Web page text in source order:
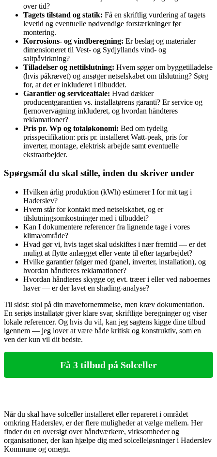
over tid?
Tagets tilstand og statik: Få en skriftlig vurdering af tagets
levetid og eventuelle nødvendige forstærkninger før
montering.
Korrosions- og vindberegning: Er beslag og materialer
dimensioneret til Vest- og Sydjyllands vind- og
saltpåvirkning?
Tilladelser og nettilslutning: Hvem søger om byggetilladelse
(hvis påkrævet) og ansøger netselskabet om tilslutning? Sørg
for, at det er inkluderet i tilbuddet.
Garantier og serviceaftale: Hvad dækker
producentgarantien vs. installatørens garanti? Er service og
fjernovervågning inkluderet, og hvordan håndteres
reklamationer?
Pris pr. Wp og totaløkonomi: Bed om tydelig
prisspecifikation: pris pr. installeret Watt‑peak, pris for
inverter, montage, elektrisk arbejde samt eventuelle
ekstraarbejder.
Spørgsmål du skal stille, inden du skriver under
Hvilken årlig produktion (kWh) estimerer I for mit tag i
Haderslev?
Hvem står for kontakt med netselskabet, og er
tilslutningsomkostninger med i tilbuddet?
Kan I dokumentere referencer fra lignende tage i vores
klima/område?
Hvad gør vi, hvis taget skal udskiftes i nær fremtid — er det
muligt at flytte anlægget eller vente til efter tagarbejdet?
Hvilke garantier følger med (panel, inverter, installation), og
hvordan håndteres reklamationer?
Hvordan håndteres skygge og evt. træer i eller ved naboernes
haver — er der lavet en shading‑analyse?
Til sidst: stol på din mavefornemmelse, men kræv dokumentation.
En seriøs installatør giver klare svar, skriftlige beregninger og viser
lokale referencer. Og hvis du vil, kan jeg sagtens kigge dine tilbud
igennem — jeg lover at være både kritisk og konstruktiv, som en
ven der kun vil dit bedste.
Få 3 tilbud på Solceller
Når du skal have solceller installeret eller repareret i området
omkring Haderslev, er der flere muligheder at vælge mellem. Her
finder du en oversigt over håndværkere, virksomheder og
organisationer, der kan hjælpe dig med solcelleløsninger i Haderslev
Kommune og omegn.